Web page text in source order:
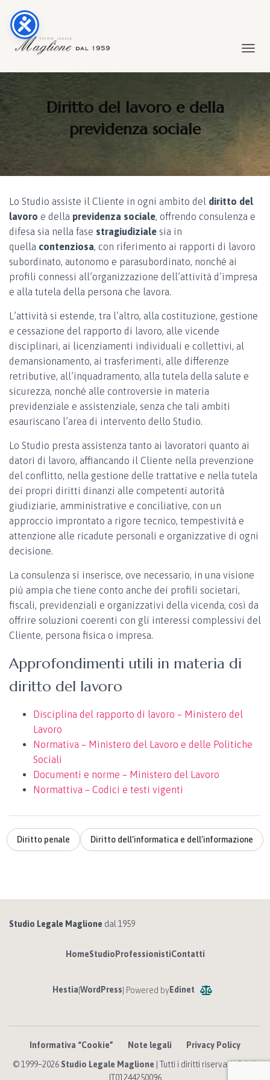
Diritto del lavoro e della
previdenza sociale
Lo Studio assiste il Cliente in ogni ambito del
diritto del
lavoro e della previdenza sociale, offrendo consulenza e
difesa sia nella fase stragiudiziale sia in
quella contenziosa, con riferimento ai rapporti di lavoro
subordinato, autonomo e parasubordinato, nonché ai
profili connessi all’organizzazione dell’attività d’impresa
e alla tutela della persona che lavora.
L’attività si estende, tra l’altro, alla costituzione, gestione
e cessazione del rapporto di lavoro, alle vicende
disciplinari, ai licenziamenti individuali e collettivi, al
demansionamento, ai trasferimenti, alle differenze
retributive, all’inquadramento, alla tutela della salute e
sicurezza, nonché alle controversie in materia
previdenziale e assistenziale, senza che tali ambiti
esauriscano l’area di intervento dello Studio.
Lo Studio presta assistenza tanto ai lavoratori quanto ai
datori di lavoro, affiancando il Cliente nella prevenzione
del conflitto, nella gestione delle trattative e nella tutela
dei propri diritti dinanzi alle competenti autorità
giudiziarie, amministrative e conciliative, con un
approccio improntato a rigore tecnico, tempestività e
attenzione alle ricadute personali e organizzative di ogni
decisione.
La consulenza si inserisce, ove necessario, in una visione
più ampia che tiene conto anche dei profili societari,
fiscali, previdenziali e organizzativi della vicenda, così da
offrire soluzioni coerenti con gli interessi complessivi del
Cliente, persona fisica o impresa.
Approfondimenti utili in materia di
diritto del lavoro
Disciplina del rapporto di lavoro – Ministero del
Lavoro
Normativa – Ministero del Lavoro e delle Politiche
Sociali
Documenti e norme – Ministero del Lavoro
Normattiva – Codici e testi vigenti
Diritto penale Diritto dell’informatica e dell’informazione
Studio Legale Maglione dal 1959
HomeStudio ProfessionistiContatti
Hestia|WordPress| Powered byEdinet
Informativa “Cookie” Note legali
Privacy Policy
© 1999–2026Studio Legale Maglione | Tutti i diritti riservati | P. IVA
IT01244250096